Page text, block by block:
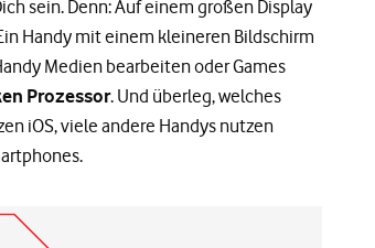
sein. Denn: Auf einem großen Display
Handy mit einem kleineren Bildschirm
Medien bearbeiten oder Games
Prozessor. Und überleg, welches
iOS, viele andere Handys nutzen